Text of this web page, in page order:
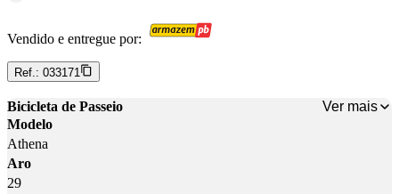
Vendido e entregue por:
Ref.: 033171
Bicicleta de Passeio
Ver mais
Modelo
Athena
Aro
29